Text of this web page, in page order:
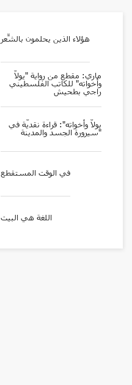
هؤلاء الذين يحلمون بالشِّعر
ماري: مقطع من رواية "يولّا
وأخواته" للكاتب الفلسطيني
راجي بطحيش
يولّا وأخواته": قراءة نقديّة في
سيرورة الجسد والمدينة"
في الوقت المستقطع
اللغة هي البيت